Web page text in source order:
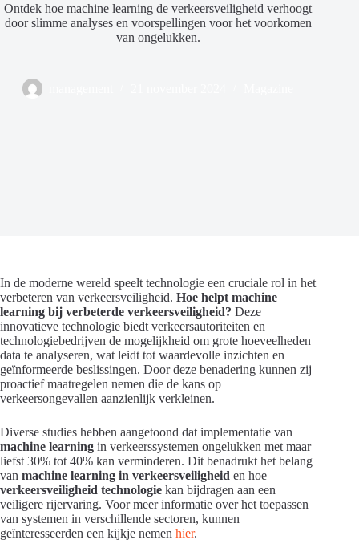
Ontdek hoe machine learning de verkeersveiligheid verhoogt
door slimme analyses en voorspellingen voor het voorkomen
van ongelukken.
In de moderne wereld speelt technologie een cruciale rol in het
verbeteren van verkeersveiligheid. Hoe helpt machine
learning bij verbeterde verkeersveiligheid? Deze
innovatieve technologie biedt verkeersautoriteiten en
technologiebedrijven de mogelijkheid om grote hoeveelheden
data te analyseren, wat leidt tot waardevolle inzichten en
geïnformeerde beslissingen. Door deze benadering kunnen zij
proactief maatregelen nemen die de kans op
verkeersongevallen aanzienlijk verkleinen.
Diverse studies hebben aangetoond dat implementatie van
machine learning in verkeerssystemen ongelukken met maar
liefst 30% tot 40% kan verminderen. Dit benadrukt het belang
van machine learning in verkeersveiligheid en hoe
verkeersveiligheid technologie kan bijdragen aan een
veiligere rijervaring. Voor meer informatie over het toepassen
van systemen in verschillende sectoren, kunnen
geïnteresseerden een kijkje nemen hier.